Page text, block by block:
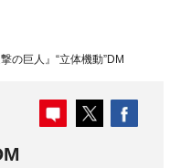
の巨人』“立体機動”DM